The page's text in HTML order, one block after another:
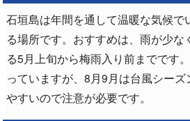
石垣島は年間を通して温暖な気候で
る場所です。おすすめは、雨が少な
る5月上旬から梅雨入り前までです
っていますが、8月9月は台風シー
やすいので注意が必要です。